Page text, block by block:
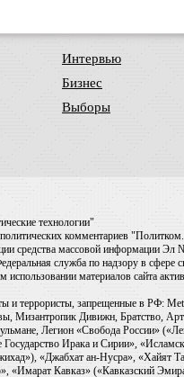
Интервью
Бизнес
Выборы
технологии"
комментариев
средства массовой информации
служба по надзору в
материалов сайта
и террористы, запрещенные в РФ:
Мизантропик Дивижн, Братство,
Легион «Свобода России»
Государство Ирака и Сирии»,
«Джабхат ан-Нусра»,
«Имарат Кавказ» («Кавказский